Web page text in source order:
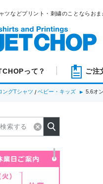
ツなどプリント・刺繍のことならおま
って？ ご注
ングTシャツ /ベビー・キッズ 5.6オ